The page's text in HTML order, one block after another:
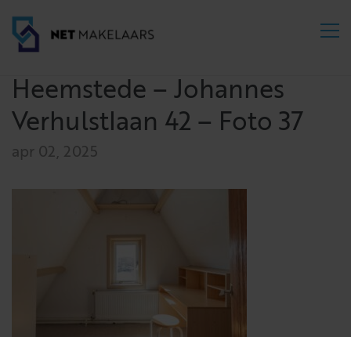
Heemstede – Johannes
Verhulstlaan 42 – Foto 37
apr 02, 2025